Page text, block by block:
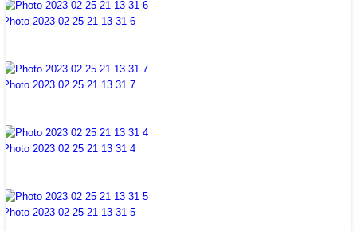
Photo 2023 02 25 21 13 31 6
Photo 2023 02 25 21 13 31 7
Photo 2023 02 25 21 13 31 4
Photo 2023 02 25 21 13 31 5